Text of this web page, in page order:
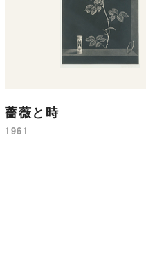
薔薇と時
1961